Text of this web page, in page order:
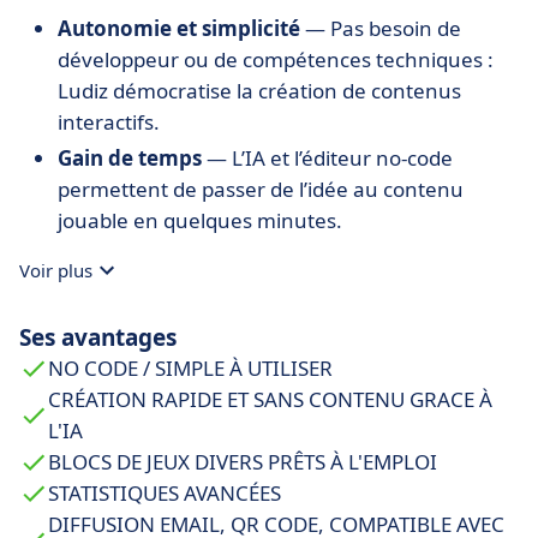
Autonomie et simplicité— Pas besoin de
développeur ou de compétences techniques :
Ludiz démocratise la création de contenus
interactifs.
Gain de temps— L’IA et l’éditeur no-code
permettent de passer de l’idée au contenu
jouable en quelques minutes.
mécaniques variées, export SCORM, choix du
très divers.
Scalabilité — Nombre illimité de joueurs,
gestion fine des accès, collaboration en équipes
: adapté aux PME, grandes entreprises,
organismes de formation ou agences.
Analyse et amélioration continue—
Voir plus
Ses avantages
NO CODE / SIMPLE À UTILISER
CRÉATION RAPIDE ET SANS CONTENU GRACE À
L'IA
BLOCS DE JEUX DIVERS PRÊTS À L'EMPLOI
STATISTIQUES AVANCÉES
DIFFUSION EMAIL, QR CODE, COMPATIBLE AVEC